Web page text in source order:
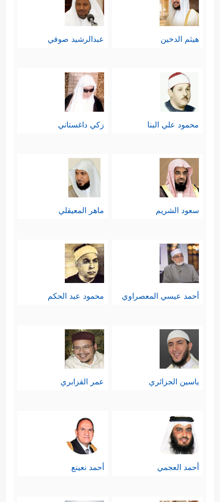
هيثم الدخين عبدالرشيد صوفي
محمود علي البنا زكي داغستاني
سعود الشريم ماهر المعيقلي
أحمد عيسي المعصراوي محمود عبد الحكم
ياسين الجزائري عمر القزابري
أحمد العجمي أحمد نعينع